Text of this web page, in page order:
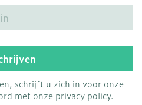
schrijft u zich in voor onze
met onze privacy policy.